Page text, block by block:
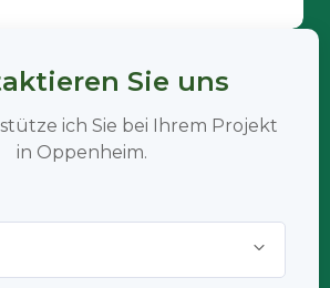
Sie uns
ich Sie bei Ihrem Projekt
in Oppenheim.